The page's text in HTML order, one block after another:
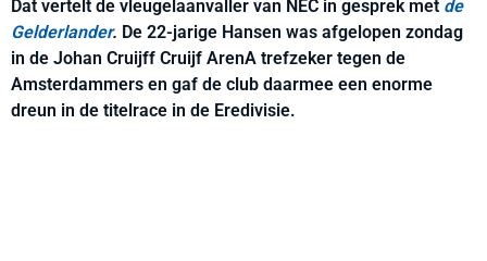
Dat vertelt de vleugelaanvaller van NEC in gesprek met de
Gelderlander. De 22-jarige Hansen was afgelopen zondag
in de Johan Cruijff Cruijf ArenA trefzeker tegen de
Amsterdammers en gaf de club daarmee een enorme
dreun in de titelrace in de Eredivisie.